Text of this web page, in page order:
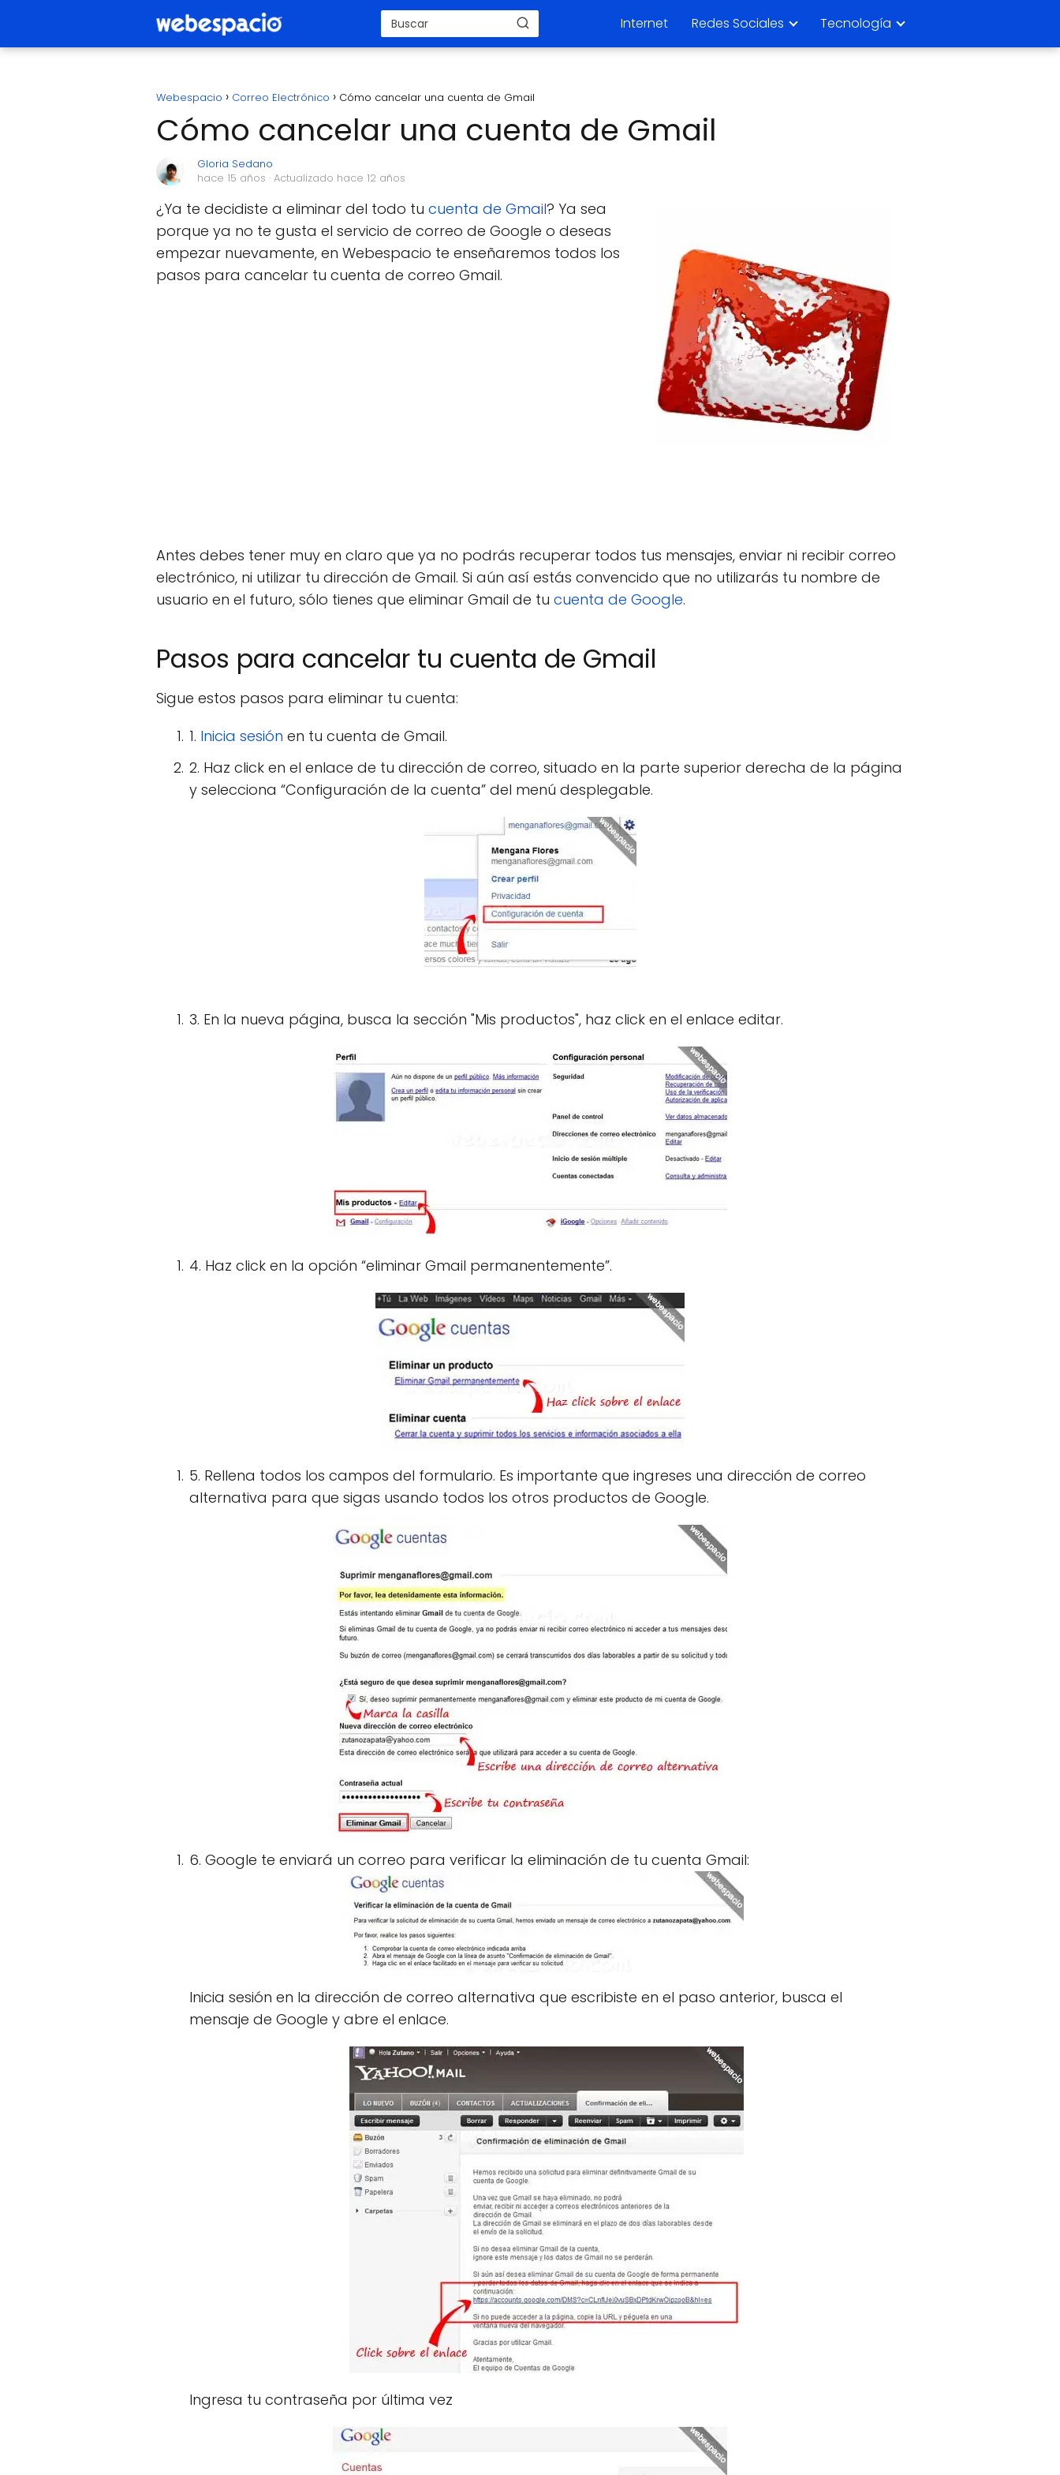
Internet Redes Sociales Tecnología
Webespacio Correo Electrónico Cómo cancelar una cuenta de Gmail
Cómo cancelar una cuenta de Gmail
Gloria Sedano
hace 15 años · Actualizado hace 12 años
¿Ya te decidiste a eliminar del todo tu cuenta de Gmail? Ya sea
porque ya no te gusta el servicio de correo de Google o deseas
empezar nuevamente, en Webespacio te enseñaremos todos los
pasos para cancelar tu cuenta de correo Gmail.
Antes debes tener muy en claro que ya no podrás recuperar todos tus mensajes, enviar ni recibir correo
electrónico, ni utilizar tu dirección de Gmail. Si aún así estás convencido que no utilizarás tu nombre de
usuario en el futuro, sólo tienes que eliminar Gmail de tu cuenta de Google.
Pasos para cancelar tu cuenta de Gmail
Sigue estos pasos para eliminar tu cuenta:
1. Inicia sesión en tu cuenta de Gmail.
2. Haz click en el enlace de tu dirección de correo, situado en la parte superior derecha de la página
y selecciona “Configuración de la cuenta” del menú desplegable.
3. En la nueva página, busca la sección "Mis productos", haz click en el enlace editar.
4. Haz click en la opción “eliminar Gmail permanentemente”.
5. Rellena todos los campos del formulario. Es importante que ingreses una dirección de correo
alternativa para que sigas usando todos los otros productos de Google.
6. Google te enviará un correo para verificar la eliminación de tu cuenta Gmail:
Inicia sesión en la dirección de correo alternativa que escribiste en el paso anterior, busca el
mensaje de Google y abre el enlace.
Ingresa tu contraseña por última vez